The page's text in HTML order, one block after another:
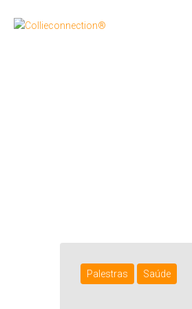
Palestras Saúde